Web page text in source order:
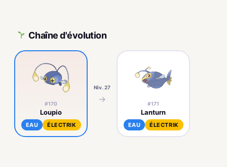
Chaîne d'évolution
#170
Loupio
EAU ÉLECTRIK
Niv. 27
→ #171
Lanturn
EAU ÉLECTRIK